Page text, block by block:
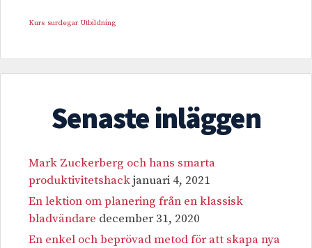
Kurs surdegar Utbildning
Senaste inläggen
Mark Zuckerberg och hans smarta
produktivitetshackjanuari 4, 2021
En lektion om planering från en klassisk
bladvändare december 31, 2020
En enkel och beprövad metod för att skapa nya